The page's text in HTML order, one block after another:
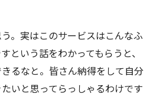
。実はこのサービスはこんなふ
という話をわかってもらうと、
るなと。皆さん納得をして自分
いと思ってらっしゃるわけです